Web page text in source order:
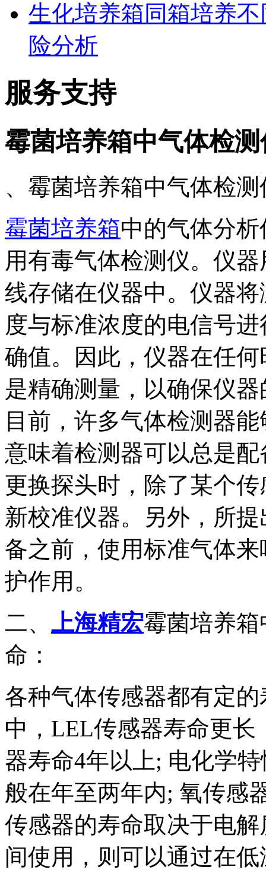
生化培养箱同箱培养
险分析
服务支持
霉菌培养箱中气体检
、霉菌培养箱中气体检
霉菌培养箱中的气体分
用有毒气体检测仪。仪
线存储在仪器中。仪器
度与标准浓度的电信号
确值。因此，仪器在任
是精确测量，以确保仪
目前，许多气体检测器
意味着检测器可以总是
更换探头时，除了某个
新校准仪器。另外，所
备之前，使用标准气体
护作用。
二、 上海精宏霉菌培养
命：
各种气体传感器都有定
中，LEL传感器寿命更
器寿命4年以上; 电化学
般在年至两年内; 氧传感
传感器的寿命取决于电
间使用，则可以通过在